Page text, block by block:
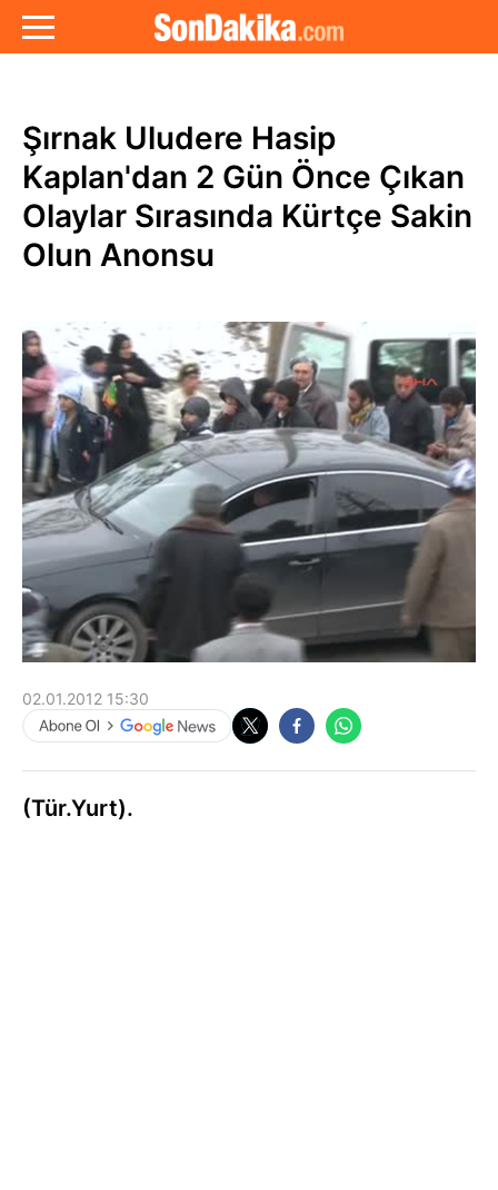
Şırnak Uludere Hasip
Kaplan'dan 2 Gün Önce Çıkan
Olaylar Sırasında Kürtçe Sakin
Olun Anonsu
02.01.2012 15:30
(Tür.Yurt).